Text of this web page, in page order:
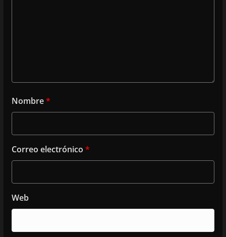
Nombre*
Correo electrónico *
Web